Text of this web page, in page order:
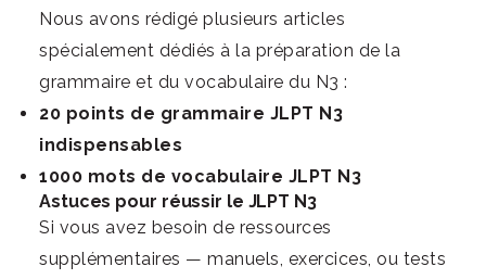
Nous avons rédigé plusieurs articles
spécialement dédiés à la préparation de la
grammaire et du vocabulaire du N3 :
20 points de grammaire JLPT N3
indispensables
1000 mots de vocabulaire JLPT N3
Astuces pour réussir le JLPT N3
Si vous avez besoin de ressources
supplémentaires — manuels, exercices, ou tests